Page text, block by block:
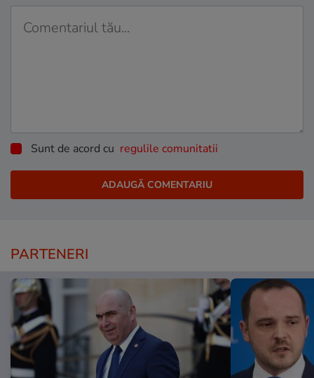
Sunt de acord cu regulile comunitatii
PARTENERI